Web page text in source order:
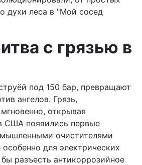
духи леса в "Мой сосед
с грязью в
под 150 бар, превращают
ангелов. Грязь,
открывая
США появились первые
очистителями
для электрических
разъесть антикоррозийное